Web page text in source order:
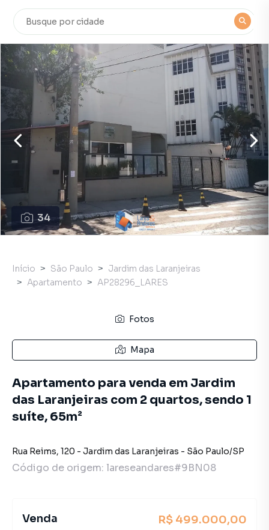
34
Início São Paulo
Jardim das Laranjeiras
Apartamento
AP28296_LARES
Fotos
Mapa
Apartamento para venda em Jardim
das Laranjeiras com 2 quartos, sendo 1
suíte, 65m²
Rua Reims, 120 - Jardim das Laranjeiras - São Paulo/SP
Código de origem: lareseandares#9BN08
Venda R$ 499.000,00